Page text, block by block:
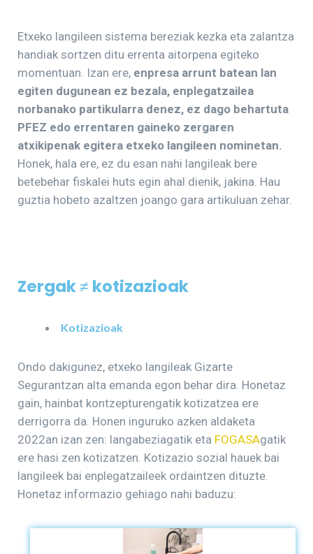
Etxeko langileen sistema bereziak kezka eta zalantza
handiak sortzen ditu errenta aitorpena egiteko
momentuan. Izan ere, enpresa arrunt batean lan
egiten dugunean ez bezala, enplegatzailea
norbanako partikularra denez, ez dago behartuta
PFEZ edo errentaren gaineko zergaren
atxikipenak egitera etxeko langileen nominetan.
Honek, hala ere, ez du esan nahi langileak bere
betebehar fiskalei huts egin ahal dienik, jakina. Hau
guztia hobeto azaltzen joango gara artikuluan zehar.
Zergak≠ kotizazioak
Kotizazioak
Ondo dakigunez, etxeko langileak Gizarte
Segurantzan alta emanda egon behar dira. Honetaz
gain, hainbat kontzepturengatik kotizatzea ere
derrigorra da. Honen inguruko azken aldaketa
2022an izan zen: langabeziagatik eta FOGASAgatik
ere hasi zen kotizatzen. Kotizazio sozial hauek bai
langileek bai enplegatzaileek ordaintzen dituzte.
Honetaz informazio gehiago nahi baduzu: